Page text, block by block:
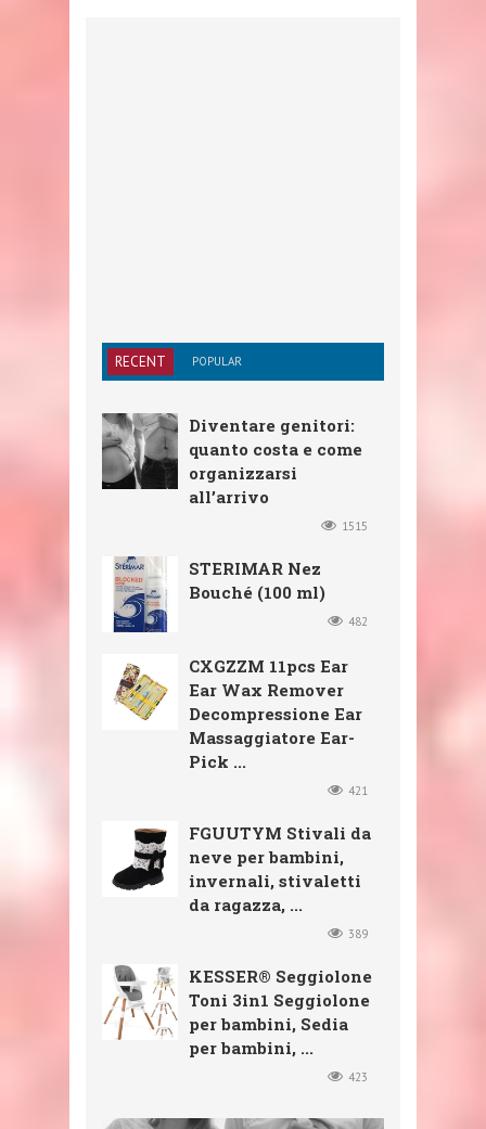
RECENT POPULAR
Diventare genitori:
quanto costa e come
organizzarsi
all’arrivo
1515
STERIMAR Nez
Bouché (100 ml)
482
CXGZZM 11pcs Ear
Ear Wax Remover
Decompressione Ear
Massaggiatore Ear-
Pick ...
421
FGUUTYM Stivali da
neve per bambini,
invernali, stivaletti
da ragazza, ...
389
KESSER® Seggiolone
Toni 3in1 Seggiolone
per bambini, Sedia
per bambini, ...
423